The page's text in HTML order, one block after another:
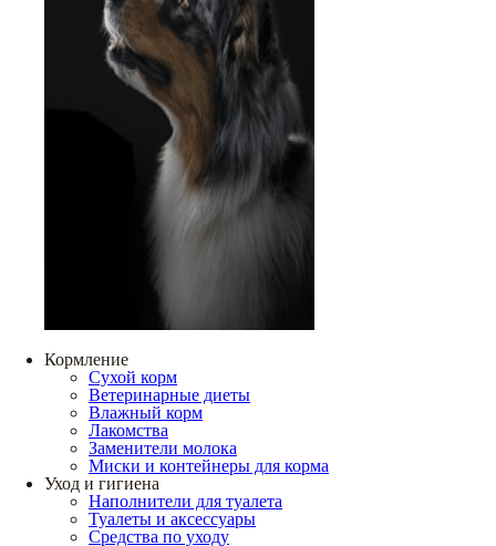
Кормление
Сухой корм
Ветеринарные диеты
Влажный корм
Лакомства
Заменители молока
Миски и контейнеры для корма
Уход и гигиена
Наполнители для туалета
Туалеты и аксессуары
Средства по уходу